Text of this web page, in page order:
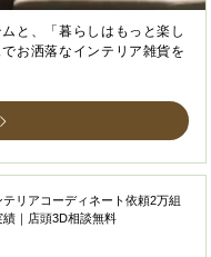
と、「暮らしはもっと楽し
お洒落なインテリア雑貨を
テリアコーディネート依頼2万組
績｜店頭3D相談無料